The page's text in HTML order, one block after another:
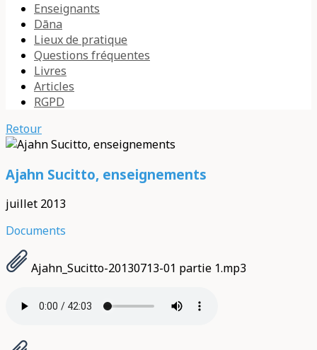
Enseignants
Dāna
Lieux de pratique
Questions fréquentes
Livres
Articles
RGPD
Retour
Ajahn Sucitto, enseignements
juillet 2013
Documents
Ajahn_Sucitto-20130713-01 partie 1.mp3